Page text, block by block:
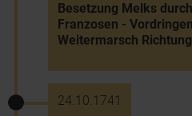
Besetzung Melks
Franzosen -
Weitermarsch
24.10.1741